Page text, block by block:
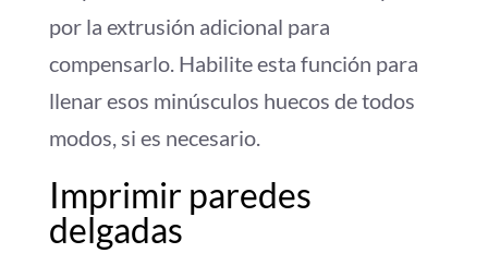
por la extrusión adicional para
compensarlo. Habilite esta función para
llenar esos minúsculos huecos de todos
modos, si es necesario.
Imprimir paredes
delgadas